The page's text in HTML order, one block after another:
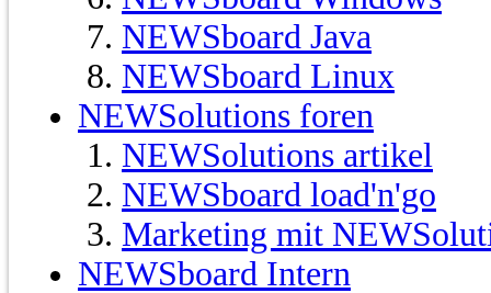
NEWSboard Java
NEWSboard Linux
NEWSolutions foren
NEWSolutions artikel
NEWSboard load'n'go
Marketing mit
NEWSboard Intern